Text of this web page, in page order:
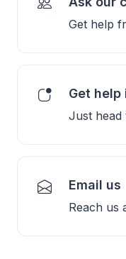
Get help
Get help
Just head
Email us
Reach us